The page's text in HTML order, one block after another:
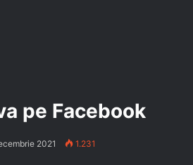
pe Facebook
2021 1.231